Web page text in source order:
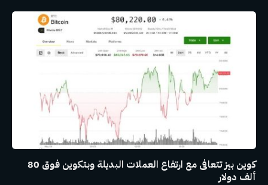
كوين بيز تتعافى مع ارتفاع العملات البديلة وبتكوين فوق 80
ألف دولار